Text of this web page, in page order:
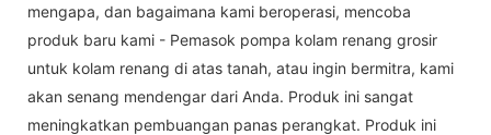
mengapa, dan bagaimana kami beroperasi, mencoba
produk baru kami - Pemasok pompa kolam renang grosir
untuk kolam renang di atas tanah, atau ingin bermitra, kami
akan senang mendengar dari Anda. Produk ini sangat
meningkatkan pembuangan panas perangkat. Produk ini